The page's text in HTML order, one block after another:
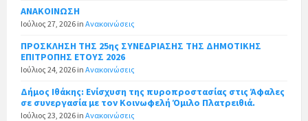
ΑΝΑΚΟΙΝΩΣΗ
Ιούλιος 27, 2026 in Ανακοινώσεις
ΠΡΟΣΚΛΗΣΗ ΤΗΣ 25ης ΣΥΝΕΔΡΙΑΣΗΣ ΤΗΣ ΔΗΜΟΤΙΚΗΣ
ΕΠΙΤΡΟΠΗΣ ΕΤΟΥΣ 2026
Ιούλιος 24, 2026 in Ανακοινώσεις
Δήμος Ιθάκης: Ενίσχυση της πυροπροστασίας στις Άφαλες
σε συνεργασία με τον Κοινωφελή Όμιλο Πλατρειθιά.
Ιούλιος 23, 2026 in Ανακοινώσεις